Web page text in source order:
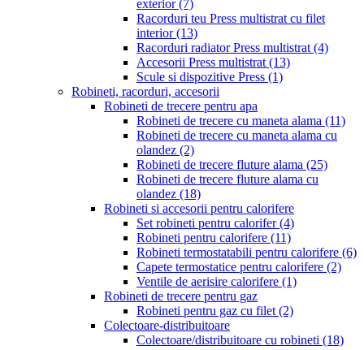
exterior(7)
Racorduri teu Press multistrat cu filet
interior(13)
Racorduri radiator Press multistrat (4)
Accesorii Press multistrat (13)
Scule si dispozitive Press (1)
Robineti, racorduri, accesorii
Robineti de trecere pentru apa
Robineti de trecere cu maneta alama (11)
Robineti de trecere cu maneta alama cu
olandez (2)
Robineti de trecere fluture alama (25)
Robineti de trecere fluture alama cu
olandez (18)
Robineti si accesorii pentru calorifere
Set robineti pentru calorifer(4)
Robineti pentru calorifere (11)
Robineti termostatabili pentru calorifere (6)
Capete termostatice pentru calorifere (2)
Ventile de aerisire calorifere (1)
Robineti de trecere pentru gaz
Robineti pentru gaz cu filet (2)
Colectoare-distribuitoare
Colectoare/distribuitoare cu robineti (18)